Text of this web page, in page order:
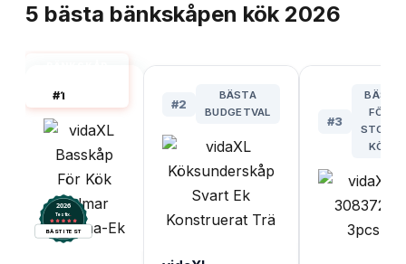
5 bästa bänkskåpen kök 2026
TEST
#1
2026
Testix.
BÄST I TEST
#2
BÄSTA
BUDGETVAL
#3
BÄST
FÖR
STORA
KÖK